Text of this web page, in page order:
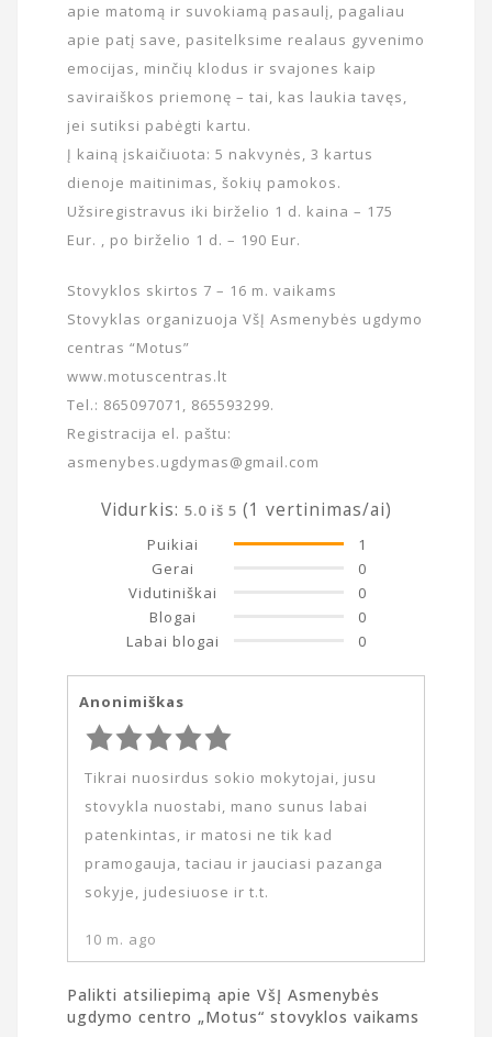
apie matomą ir suvokiamą pasaulį, pagaliau
apie patį save, pasitelksime realaus gyvenimo
emocijas, minčių klodus ir svajones kaip
saviraiškos priemonę – tai, kas laukia tavęs,
jei sutiksi pabėgti kartu.
Į kainą įskaičiuota: 5 nakvynės, 3 kartus
dienoje maitinimas, šokių pamokos.
Užsiregistravus iki birželio 1 d. kaina – 175
Eur. , po birželio 1 d. – 190 Eur.
Stovyklos skirtos 7 – 16 m. vaikams
Stovyklas organizuoja VšĮ Asmenybės ugdymo
centras “Motus”
www.motuscentras.lt
Tel.: 865097071, 865593299.
Registracija el. paštu:
asmenybes.ugdymas@gmail.com
Vidurkis: 5.0iš 5 (1 vertinimas/ai)
Puikiai
1
Gerai
0
Vidutiniškai
0
Blogai
0
Labai blogai
0
Anonimiškas
Tikrai nuosirdus sokio mokytojai, jusu
stovykla nuostabi, mano sunus labai
patenkintas, ir matosi ne tik kad
pramogauja, taciau ir jauciasi pazanga
sokyje, judesiuose ir t.t.
10 m. ago
Palikti atsiliepimą apie VšĮ Asmenybės
ugdymo centro „Motus“ stovyklos vaikams